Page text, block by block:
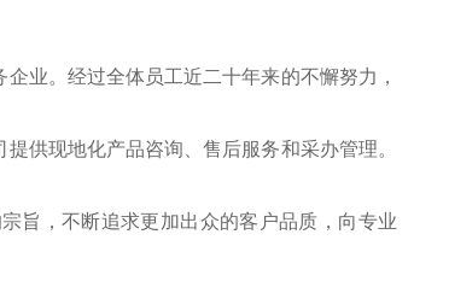
业。经过全体员工近二十年来的不懈努力，
供现地化产品咨询、售后服务和采办管理。
旨，不断追求更加出众的客户品质，向专业